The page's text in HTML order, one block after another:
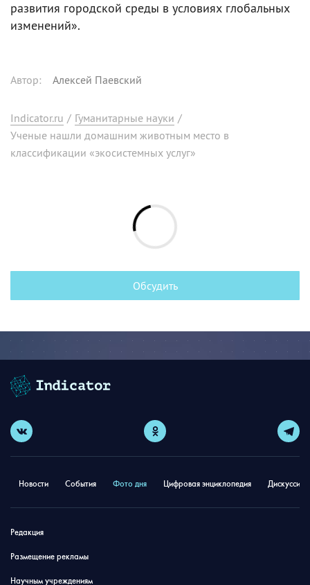
развития городской среды в условиях глобальных
изменений».
Автор: Алексей Паевский
Indicator.ru / Гуманитарные науки /
Ученые нашли домашним животным место в
классификации «экосистемных услуг»
Обсудить
Новости События Фото дня Цифровая энциклопедия
Редакция
Размещение рекламы
Научным учреждениям